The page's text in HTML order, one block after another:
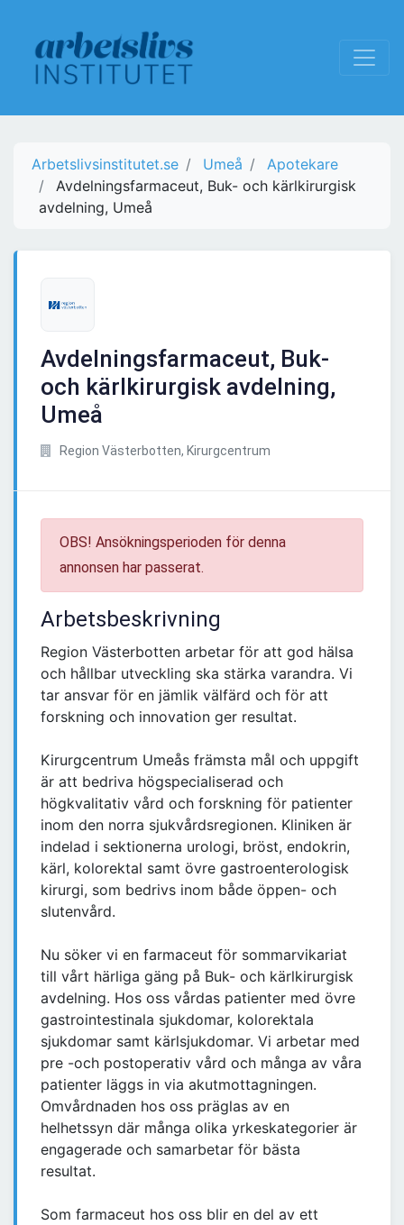
Arbetslivsinstitutet.se Umeå
Apotekare
Avdelningsfarmaceut, Buk- och kärlkirurgisk
avdelning, Umeå
Avdelningsfarmaceut, Buk-
och kärlkirurgisk avdelning,
Umeå
Region Västerbotten, Kirurgcentrum
OBS! Ansökningsperioden för denna
annonsen har passerat.
Arbetsbeskrivning
Region Västerbotten arbetar för att god hälsa
och hållbar utveckling ska stärka varandra. Vi
tar ansvar för en jämlik välfärd och för att
forskning och innovation ger resultat.
Kirurgcentrum Umeås främsta mål och uppgift
är att bedriva högspecialiserad och
högkvalitativ vård och forskning för patienter
inom den norra sjukvårdsregionen. Kliniken är
indelad i sektionerna urologi, bröst, endokrin,
kärl, kolorektal samt övre gastroenterologisk
kirurgi, som bedrivs inom både öppen- och
slutenvård.
Nu söker vi en farmaceut för sommarvikariat
till vårt härliga gäng på Buk- och kärlkirurgisk
avdelning. Hos oss vårdas patienter med övre
gastrointestinala sjukdomar, kolorektala
sjukdomar samt kärlsjukdomar. Vi arbetar med
pre -och postoperativ vård och många av våra
patienter läggs in via akutmottagningen.
Omvårdnaden hos oss präglas av en
helhetssyn där många olika yrkeskategorier är
engagerade och samarbetar för bästa
resultat.
Som farmaceut hos oss blir en del av ett